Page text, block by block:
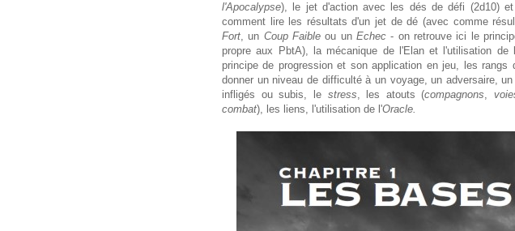
l'Apocalypse), le jet d'action avec les dés de défi (2d10)
comment lire les résultats d'un jet de dé (avec comme
Fort, un Coup Faible ou unEchec- on retrouve ici le
propre aux PbtA), la mécanique de l'Elan et l'utilisation de
principe de progression et son application en jeu, les rangs
donner un niveau de difficulté à un voyage, un adversaire,
infligés ou subis, le stress, les atouts (compagnons,
combat), les liens, l'utilisation de l'Oracle.